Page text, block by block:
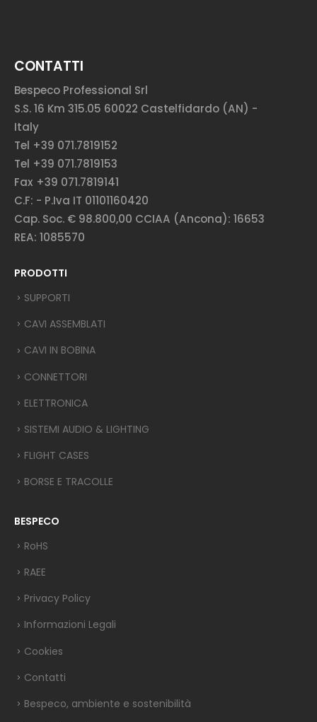
CONTATTI
Bespeco Professional Srl
S.S. 16 Km 315.05 60022 Castelfidardo (AN) -
Italy
Tel +39 071.7819152
Tel +39 071.7819153
Fax +39 071.7819141
C.F: - P.Iva IT 01101160420
Cap. Soc. € 98.800,00 CCIAA (Ancona): 16653
REA: 1085570
PRODOTTI
SUPPORTI
CAVI ASSEMBLATI
CAVI IN BOBINA
CONNETTORI
ELETTRONICA
SISTEMI AUDIO & LIGHTING
FLIGHT CASES
BORSE E TRACOLLE
BESPECO
RoHS
RAEE
Privacy Policy
Informazioni Legali
Cookies
Contatti
Bespeco, ambiente e sostenibilità